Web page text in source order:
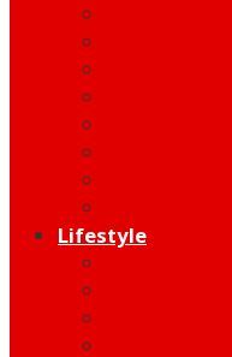
Lifestyle